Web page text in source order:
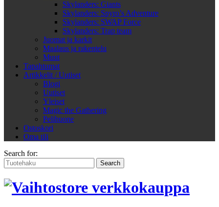
Skylanders: Giants
Skylanders: Spyro’s Adventure
Skylanders: SWAP Force
Skylanders: Trap team
Juomat ja karkit
Maalaus ja rakentelu
Muut
Tapahtumat
Artikkelit / Uutiset
Blogi
Uutiset
Yleiset
Magic the Gathering
Pelihuone
Ostoskori
Oma tili
Search for: